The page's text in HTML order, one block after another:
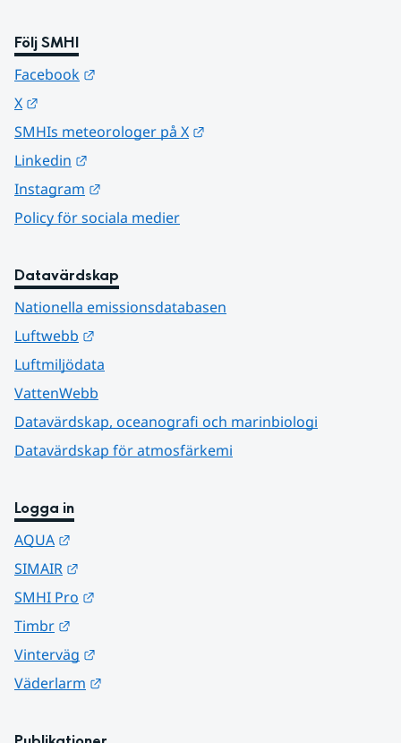
Följ SMHI
Facebook
X
SMHIs meteorologer på X
Linkedin
Instagram
Policy för sociala medier
Datavärdskap
Nationella emissionsdatabasen
Luftwebb
Luftmiljödata
VattenWebb
Datavärdskap, oceanografi och marinbiologi
Datavärdskap för atmosfärkemi
Logga in
AQUA
SIMAIR
SMHI Pro
Timbr
Vinterväg
Väderlarm